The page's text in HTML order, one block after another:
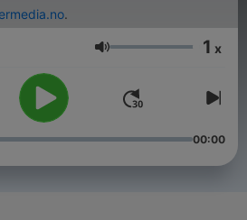
.
Volume 1 x
00:00